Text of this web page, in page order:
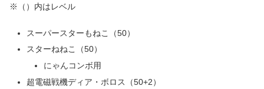
※（）内はレベル
スーパースターもねこ（50）
スターねねこ（50）
にゃんコンボ用
超電磁戦機ディア・ボロス（50+2）